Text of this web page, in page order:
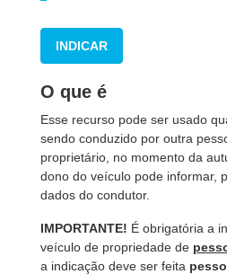
INDICAR
O que é
Esse recurso pode ser usado
sendo conduzido por outra
proprietário, no momento da
dono do veículo pode informar,
dados do condutor.
IMPORTANTE! É obrigatória a
veículo de propriedade de
a indicação deve ser feita